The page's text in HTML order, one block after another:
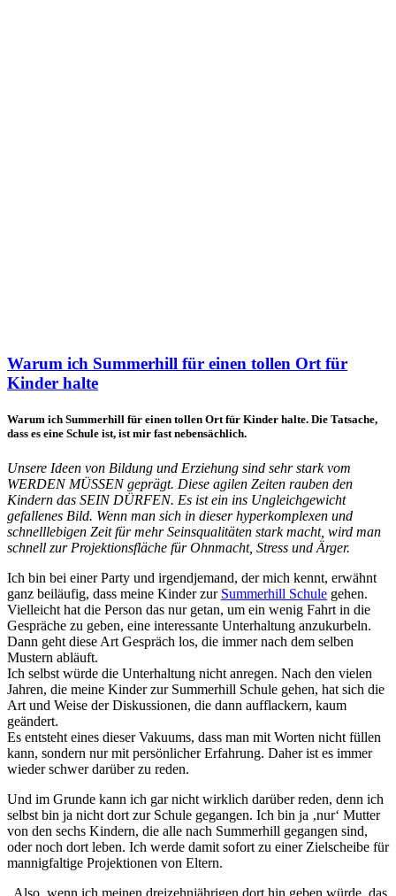
Warum ich Summerhill für einen tollen Ort für
Kinder halte
Warum ich Summerhill für einen tollen Ort für Kinder halte. Die Tatsache,
dass es eine Schule ist, ist mir fast nebensächlich.
Unsere Ideen von Bildung und Erziehung sind sehr stark vom
WERDEN MÜSSEN geprägt. Diese agilen Zeiten rauben den
Kindern das SEIN DÜRFEN. Es ist ein ins Ungleichgewicht
gefallenes Bild. Wenn man sich in dieser hyperkomplexen und
schnelllebigen Zeit für mehr Seinsqualitäten stark macht, wird man
schnell zur Projektionsfläche für Ohnmacht, Stress und Ärger.
Ich bin bei einer Party und irgendjemand, der mich kennt, erwähnt
ganz beiläufig, dass meine Kinder zur Summerhill Schule gehen.
Vielleicht hat die Person das nur getan, um ein wenig Fahrt in die
Gespräche zu geben, eine interessante Unterhaltung anzukurbeln.
Dann geht diese Art Gespräch los, die immer nach dem selben
Mustern abläuft.
Ich selbst würde die Unterhaltung nicht anregen. Nach den vielen
Jahren, die meine Kinder zur Summerhill Schule gehen, hat sich die
Art und Weise der Diskussionen, die dann aufflackern, kaum
geändert.
Es entsteht eines dieser Vakuums, dass man mit Worten nicht füllen
kann, sondern nur mit persönlicher Erfahrung. Daher ist es immer
wieder schwer darüber zu reden.
Und im Grunde kann ich gar nicht wirklich darüber reden, denn ich
selbst bin ja nicht dort zur Schule gegangen. Ich bin ja ‚nur‘ Mutter
von den sechs Kindern, die alle nach Summerhill gegangen sind,
oder noch dort leben. Ich werde damit sofort zu einer Zielscheibe für
mannigfaltige Projektionen von Eltern.
„Also, wenn ich meinen dreizehnjährigen dort hin geben würde, das